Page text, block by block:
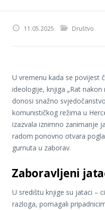
11.05.2025 Društvo
U vremenu kada se povijest
ideologije, knjiga „Rat
donosi snažno
komunističkog režima u
izazvala iznimno zanimanje
radom ponovno otvara
gurnuta u zaborav.
Zaboravljeni
U središtu knjige su jataci –
razloga, pomagali